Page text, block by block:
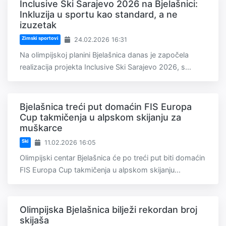
Inclusive Ski Sarajevo 2026 na Bjelašnici:
Inkluzija u sportu kao standard, a ne
izuzetak
Zimski sportovi 24.02.2026 16:31
Na olimpijskoj planini Bjelašnica danas je započela
realizacija projekta Inclusive Ski Sarajevo 2026, s...
Bjelašnica treći put domaćin FIS Europa
Cup takmičenja u alpskom skijanju za
muškarce
Ski 11.02.2026 16:05
Olimpijski centar Bjelašnica će po treći put biti domaćin
FIS Europa Cup takmičenja u alpskom skijanju...
Olimpijska Bjelašnica bilježi rekordan broj
skijaša